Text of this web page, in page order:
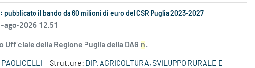
il bando da 60 milioni di euro del CSR Puglia 2023-2027
ago-2026 12.51
della Regione Puglia della DAG n.
Strutture: DIP. AGRICOLTURA, SVILUPPO RURALE E